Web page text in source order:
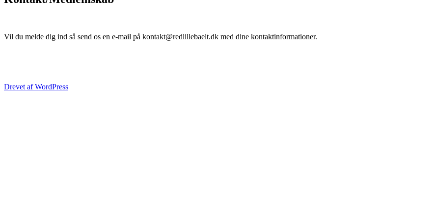
Vil du melde dig ind så send os en e-mail på kontakt@redlillebaelt.dk med dine kontaktinformationer.
Drevet af WordPress